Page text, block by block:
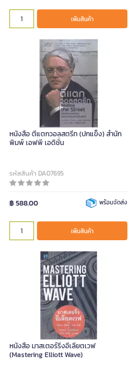
เพิ่มสินค้า
หนังสือ ตีแตกวอลสตรีท (ปกแข็ง) สำนัก
พิมพ์ เอฟพี เอดิชั่น
รหัสสินค้า DA07695
฿ 588.00 พร้อมจัดส่ง
เพิ่มสินค้า
หนังสือ มาสเตอร์ริ่งอีเลียตเวฟ
(Mastering Elliott Wave)